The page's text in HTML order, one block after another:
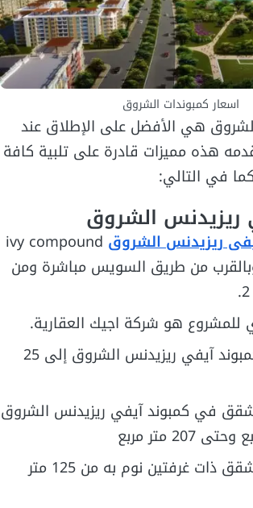
اسعار كمبوندات الشروق
هي الأفضل على الإطلاق عند
هذه مميزات قادرة على تلبية كافة
في التالي:
ريزيدنس الشروق
ريزيدنس الشروق ivy compound
من طريق السويس مباشرة ومن
للمشروع هو شركة اجيك العقارية.
تمتد مساحة كمبوند آيفي ريزيدنس الشروق إلى 25
في كمبوند آيفي ريزيدنس الشروق
تبدأ مساحة الشقق ذات غرفتين نوم به من 125 متر